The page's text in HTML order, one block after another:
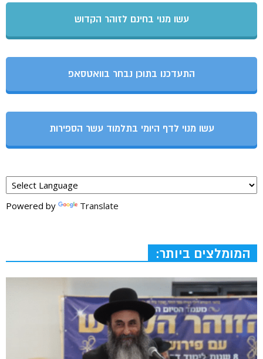
עשו מנוי בחינם לזוהר הקדוש
התעדכנו בתוכן נבחר בוואטסאפ
עשו מנוי לדף היומי בתלמוד עשר הספירות
Powered by Translate
המומלצים ביותר: